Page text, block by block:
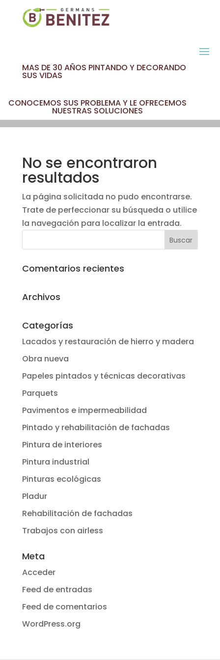
MAS DE 30 AÑOS PINTANDO Y DECORANDO
SUS VIDAS
CONOCEMOS SUS PROBLEMA Y LE OFRECEMOS
NUESTRAS SOLUCIONES
No se encontraron
resultados
La página solicitada no pudo encontrarse.
Trate de perfeccionar su búsqueda o utilice
la navegación para localizar la entrada.
Comentarios recientes
Archivos
Categorías
Lacados y restauración de hierro y madera
Obra nueva
Papeles pintados y técnicas decorativas
Parquets
Pavimentos e impermeabilidad
Pintado y rehabilitación de fachadas
Pintura de interiores
Pintura industrial
Pinturas ecológicas
Pladur
Rehabilitación de fachadas
Trabajos con airless
Meta
Acceder
Feed de entradas
Feed de comentarios
WordPress.org